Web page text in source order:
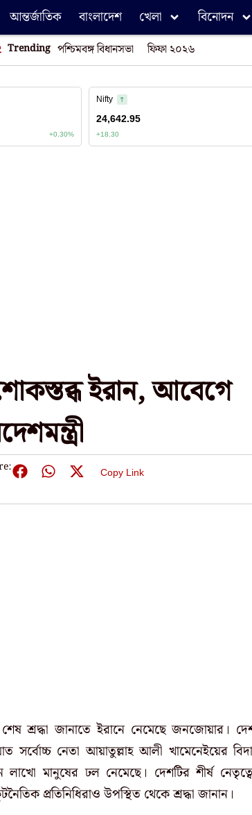
আন্তর্জাতিক বাংলাদেশ খেলা বিনোদন
Trending পশ্চিমবঙ্গ বিধানসভা ফিফা ২০২৬
ইরান, আবেগে
Copy Link
শ্রদ্ধা জানাতে ইরানে নেমেছে জনজোয়ার।
সর্বোচ্চ নেতা আয়াতুল্লাহ আলী খামেনেইয়ের
লাখো মানুষের ঢল নেমেছে। দেশটির শীর্ষ
কূটনৈতিক প্রতিনিধিরাও উপস্থিত থেকে শ্রদ্ধা জানান।